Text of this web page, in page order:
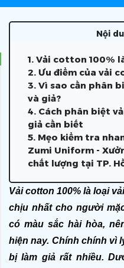
Nội
1. Vải cotton 100%
2. Ưu điểm của vải
3. Vì sao cần phân
và giả?
4. Cách phân biệt
giả cần biết
5. Mẹo kiểm tra
Zumi Uniform -
chất lượng tại TP.
Vải cotton 100% là loại
chịu nhất cho người
có màu sắc hài hòa,
hiện nay. Chính chính vì
bị làm giả rất nhiều.